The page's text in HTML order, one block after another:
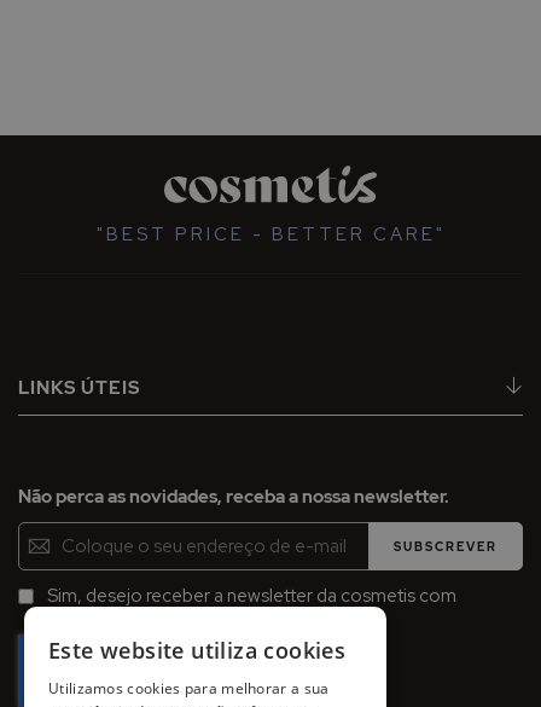
"BEST PRICE - BETTER CARE"
LINKS ÚTEIS
Não perca as novidades, receba a nossa newsletter.
Inscreva-
se
na
Newsletter:
SUBSCREVER
Sim, desejo receber a newsletter da cosmetis com
Este website utiliza cookies
Utilizamos cookies para melhorar a sua